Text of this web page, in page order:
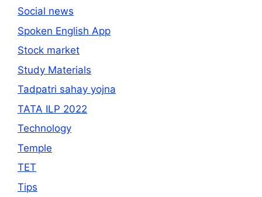
Social news
Spoken English App
Stock market
Study Materials
Tadpatri sahay yojna
TATA ILP 2022
Technology
Temple
TET
Tips